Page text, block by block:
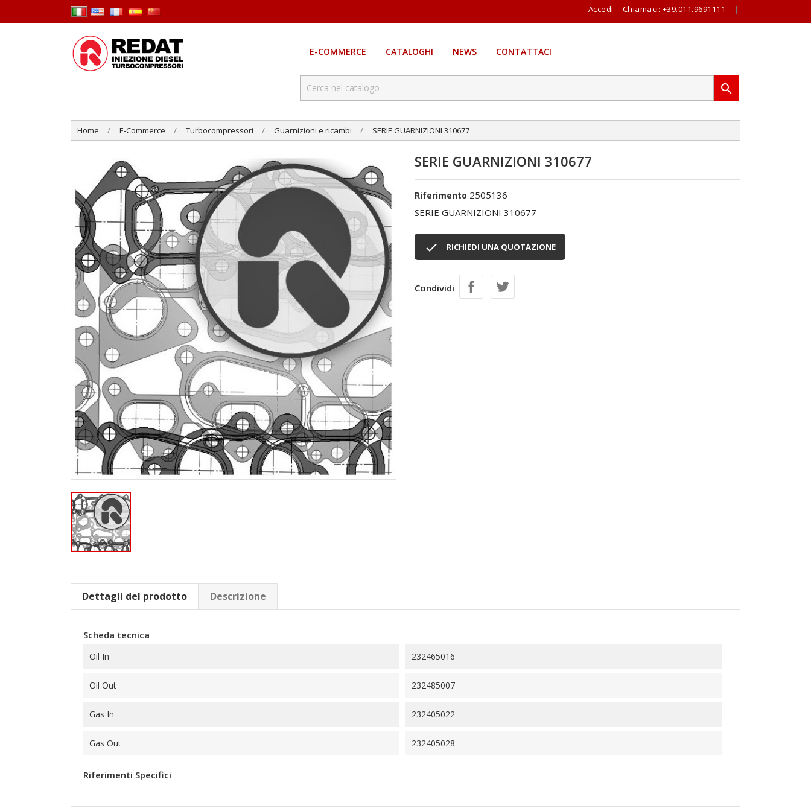
Accedi Chiamaci: +39.011.9691111 |
E-COMMERCE CATALOGHI NEWS CONTATTACI

Home E-Commerce Turbocompressori Guarnizioni e ricambi SERIE GUARNIZIONI 310677
SERIE GUARNIZIONI 310677
Riferimento 2505136
SERIE GUARNIZIONI 310677
 RICHIEDI UNA QUOTAZIONE
Condividi
Dettagli del prodotto Descrizione
Scheda tecnica
Oil In 232465016
Oil Out 232485007
Gas In 232405022
Gas Out 232405028
Riferimenti Specifici